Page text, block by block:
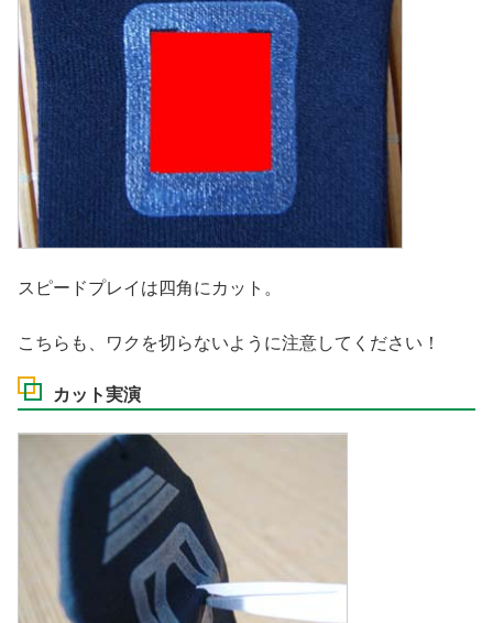
スピードプレイは四角にカット。
こちらも、ワクを切らないように注意してください！
カット実演